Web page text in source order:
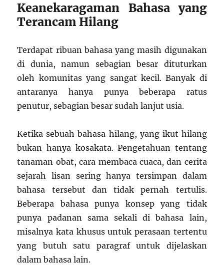
Keanekaragaman Bahasa yang
Terancam Hilang
Terdapat ribuan bahasa yang masih digunakan
di dunia, namun sebagian besar dituturkan
oleh komunitas yang sangat kecil. Banyak di
antaranya hanya punya beberapa ratus
penutur, sebagian besar sudah lanjut usia.
Ketika sebuah bahasa hilang, yang ikut hilang
bukan hanya kosakata. Pengetahuan tentang
tanaman obat, cara membaca cuaca, dan cerita
sejarah lisan sering hanya tersimpan dalam
bahasa tersebut dan tidak pernah tertulis.
Beberapa bahasa punya konsep yang tidak
punya padanan sama sekali di bahasa lain,
misalnya kata khusus untuk perasaan tertentu
yang butuh satu paragraf untuk dijelaskan
dalam bahasa lain.